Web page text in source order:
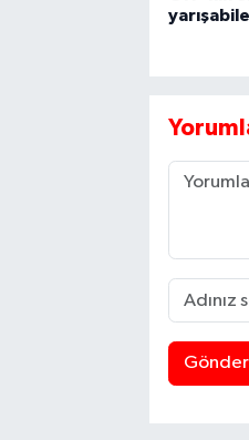
Gönder